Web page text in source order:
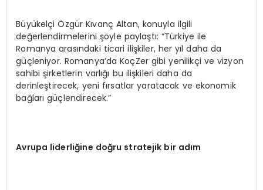
Büyükelçi Özgür Kıvanç Altan, konuyla ilgili
değerlendirmelerini şöyle paylaştı: “Türkiye ile
Romanya arasındaki ticari ilişkiler, her yıl daha da
güçleniyor. Romanya’da KoçZer gibi yenilikçi ve vizyon
sahibi şirketlerin varlığı bu ilişkileri daha da
derinleştirecek, yeni fırsatlar yaratacak ve ekonomik
bağları güçlendirecek.”
Avrupa liderliğine doğru stratejik bir adım